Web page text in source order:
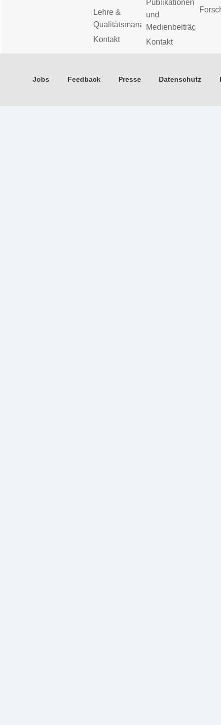
Lehre &
Qualitätsmanagement
Kontakt
Publikationen
und
Medienbeiträge
Kontakt
Jobs Feedback Presse Datenschutz